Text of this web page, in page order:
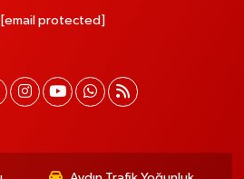
[email protected]